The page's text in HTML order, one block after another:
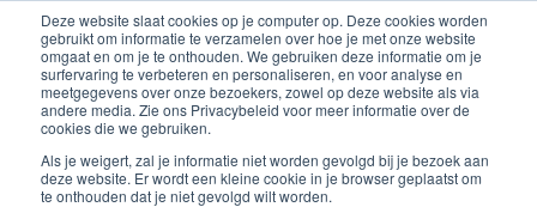
Deze website slaat cookies op je computer op. Deze cookies worden
gebruikt om informatie te verzamelen over hoe je met onze website
omgaat en om je te onthouden. We gebruiken deze informatie om je
surfervaring te verbeteren en personaliseren, en voor analyse en
meetgegevens over onze bezoekers, zowel op deze website als via
andere media. Zie ons Privacybeleid voor meer informatie over de
cookies die we gebruiken.
Als je weigert, zal je informatie niet worden gevolgd bij je bezoek aan
deze website. Er wordt een kleine cookie in je browser geplaatst om
te onthouden dat je niet gevolgd wilt worden.
Inloggen account
Ga
naar
de
inhoud